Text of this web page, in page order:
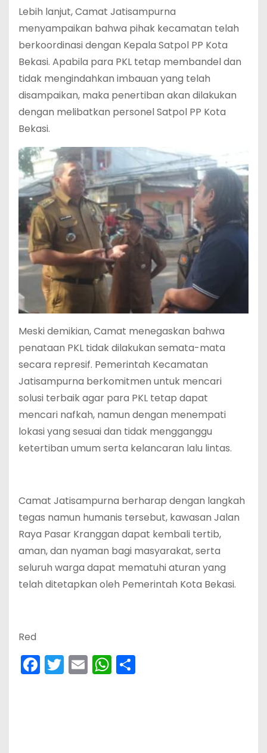
Lebih lanjut, Camat Jatisampurna
menyampaikan bahwa pihak kecamatan telah
berkoordinasi dengan Kepala Satpol PP Kota
Bekasi. Apabila para PKL tetap membandel dan
tidak mengindahkan imbauan yang telah
disampaikan, maka penertiban akan dilakukan
dengan melibatkan personel Satpol PP Kota
Bekasi.
Meski demikian, Camat menegaskan bahwa
penataan PKL tidak dilakukan semata-mata
secara represif. Pemerintah Kecamatan
Jatisampurna berkomitmen untuk mencari
solusi terbaik agar para PKL tetap dapat
mencari nafkah, namun dengan menempati
lokasi yang sesuai dan tidak mengganggu
ketertiban umum serta kelancaran lalu lintas.
Camat Jatisampurna berharap dengan langkah
tegas namun humanis tersebut, kawasan Jalan
Raya Pasar Kranggan dapat kembali tertib,
aman, dan nyaman bagi masyarakat, serta
seluruh warga dapat mematuhi aturan yang
telah ditetapkan oleh Pemerintah Kota Bekasi.
Red
F
a
T
w
E
m
W
h